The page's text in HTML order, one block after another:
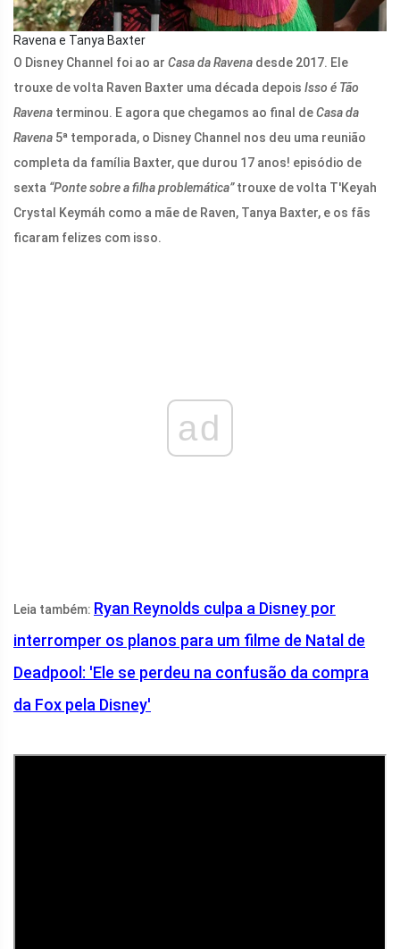
Ravena e Tanya Baxter
O Disney Channel foi ao ar Casa da Ravena desde 2017. Ele
trouxe de volta Raven Baxter uma década depois Isso é Tão
Ravena terminou. E agora que chegamos ao final deCasa da
Ravena 5ª temporada, o Disney Channel nos deu uma reunião
completa da família Baxter, que durou 17 anos! episódio de
sexta “Ponte sobre a filha problemática”trouxe de volta T'Keyah
Crystal Keymáh como a mãe de Raven, Tanya Baxter, e os fãs
ficaram felizes com isso.
ad
Leia também: Ryan Reynolds culpa a Disney por
interromper os planos para um filme de Natal de
Deadpool: 'Ele se perdeu na confusão da compra
da Fox pela Disney'